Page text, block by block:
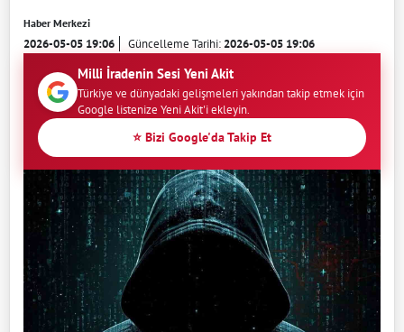
Haber Merkezi
2026-05-05 19:06 Güncelleme Tarihi:2026-05-05 19:06
Milli İradenin Sesi Yeni Akit
Türkiye ve dünyadaki gelişmeleri yakından takip etmek için
Google listenize Yeni Akit'i ekleyin.
⭐ Bizi Google'da Takip Et